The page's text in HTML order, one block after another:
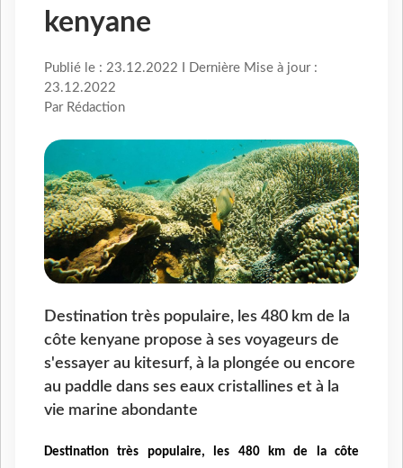
kenyane
Publié le : 23.12.2022 I Dernière Mise à jour :
23.12.2022
Par Rédaction
Destination très populaire, les 480 km de la
côte kenyane propose à ses voyageurs de
s'essayer au kitesurf, à la plongée ou encore
au paddle dans ses eaux cristallines et à la
vie marine abondante
Destination très populaire, les 480 km de la côte